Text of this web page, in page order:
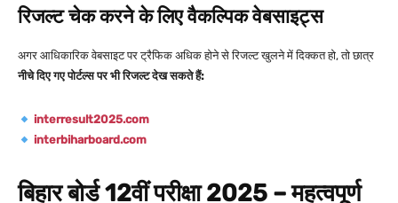
रिजल्ट चेक करने के लिए वैकल्पिक वेबसाइट्स
अगर आधिकारिक वेबसाइट पर ट्रैफिक अधिक होने से रिजल्ट खुलने में दिक्कत हो, तो छात्र
नीचे दिए गए पोर्टल्स पर भी रिजल्ट देख सकते हैं:
interresult2025.com
interbiharboard.com
बिहार बोर्ड 12वीं परीक्षा 2025 – महत्वपूर्ण